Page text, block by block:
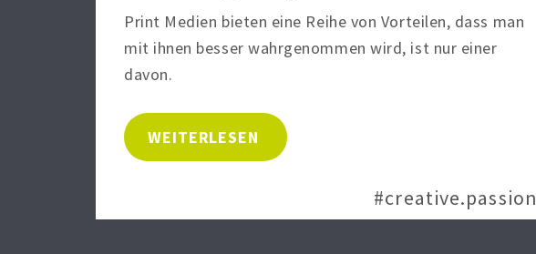
Print Medien bieten eine Reihe von Vorteilen, dass man
mit ihnen besser wahrgenommen wird, ist nur einer
davon.
WEITERLESEN
#creative.passion